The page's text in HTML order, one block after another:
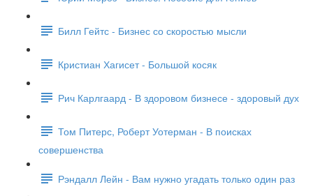
Билл Гейтс - Бизнес со скоростью мысли
Кристиан Хагисет - Большой косяк
Рич Карлгаард - В здоровом бизнесе - здоровый дух
Том Питерс, Роберт Уотерман - В поисках
совершенства
Рэндалл Лейн - Вам нужно угадать только один раз